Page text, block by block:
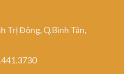
Trị Đông, Q.Bình Tân,